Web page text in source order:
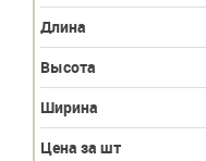
Длина
Высота
Ширина
Цена за шт